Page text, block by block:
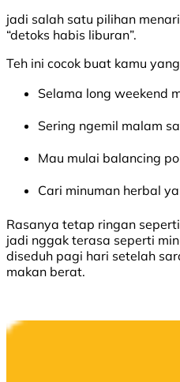
jadi salah satu pilihan
“detoks habis liburan”.
Teh ini cocok buat kamu
Selama long weekend
Sering ngemil malam
Mau mulai balancing
Cari minuman herbal
Rasanya tetap ringan
jadi nggak terasa seperti
diseduh pagi hari setelah
makan berat.